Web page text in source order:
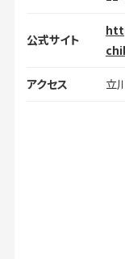
公式サイト
アクセス 立